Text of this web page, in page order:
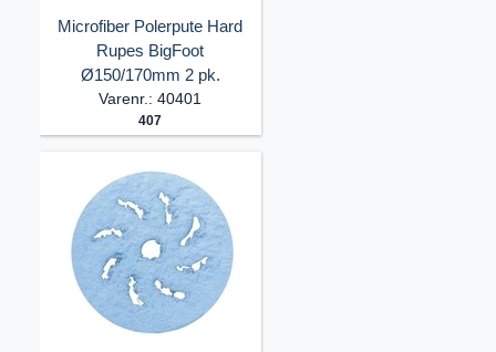
Microfiber Polerpute Hard
Rupes BigFoot
Ø150/170mm 2 pk.
Varenr.: 40401
407